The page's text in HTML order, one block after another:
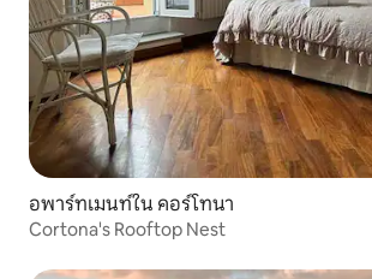
อพาร์ทเมนท์ใน คอร์โทนา
Cortona's Rooftop Nest